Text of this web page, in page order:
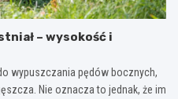
– wysokość i
wypuszczania pędów bocznych,
Nie oznacza to jednak, że im